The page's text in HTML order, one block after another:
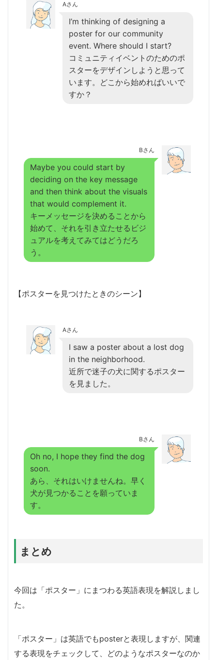
Aさん
I’m thinking of designing a
poster for our community
event. Where should I start?
コミュニティイベントのためのポ
スターをデザインしようと思って
います。どこから始めればいいで
すか？
Bさん
Maybe you could start by
deciding on the key message
and then think about the visuals
that would complement it.
キーメッセージを決めることから
始めて、それを引き立たせるビジ
ュアルを考えてみてはどうだろ
う。
【ポスターを見つけたときのシーン】
Aさん
I saw a poster about a lost dog
in the neighborhood.
近所で迷子の犬に関するポスター
を見ました。
Bさん
Oh no, I hope they find the dog
soon.
あら、それはいけませんね。早く
犬が見つかることを願っていま
す。
まとめ
今回は「ポスター」にまつわる英語表現を解説しまし
た。
「ポスター」は英語でもposterと表現しますが、関連
する表現をチェックして、どのようなポスターなのか